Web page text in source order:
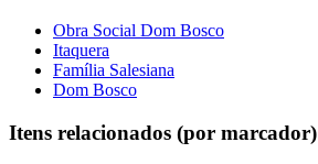
Obra Social Dom Bosco
Itaquera
Família Salesiana
Dom Bosco
Itens relacionados (por marcador)